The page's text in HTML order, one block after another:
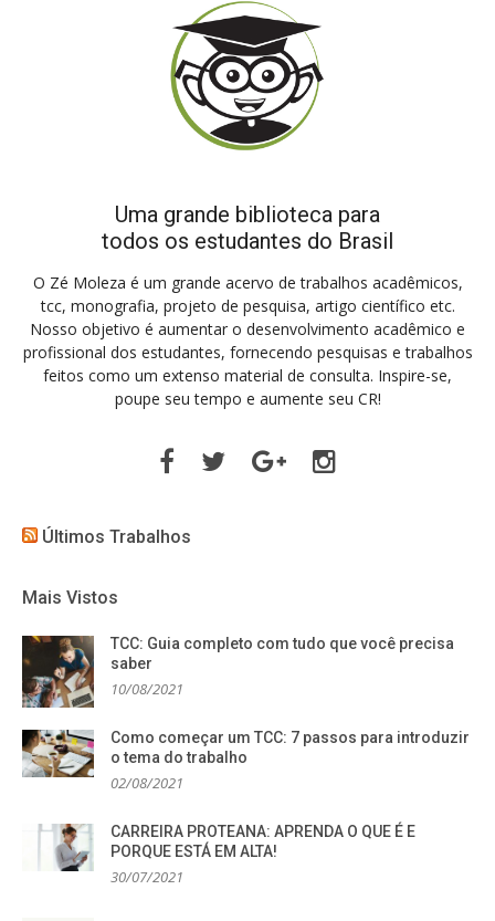
Uma grande biblioteca para
todos os estudantes do Brasil
O Zé Moleza é um grande acervo de trabalhos acadêmicos,
tcc, monografia, projeto de pesquisa, artigo científico etc.
Nosso objetivo é aumentar o desenvolvimento acadêmico e
profissional dos estudantes, fornecendo pesquisas e trabalhos
feitos como um extenso material de consulta. Inspire-se,
poupe seu tempo e aumente seu CR!
FacebookTwitter Google
Plus
Instagram
Últimos Trabalhos
Mais Vistos
TCC: Guia completo com tudo que você precisa
saber
10/08/2021
Como começar um TCC: 7 passos para introduzir
o tema do trabalho
02/08/2021
CARREIRA PROTEANA: APRENDA O QUE É E
PORQUE ESTÁ EM ALTA!
30/07/2021